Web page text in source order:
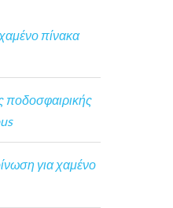
πίνακα
ποδοσφαιρικής
για χαμένο